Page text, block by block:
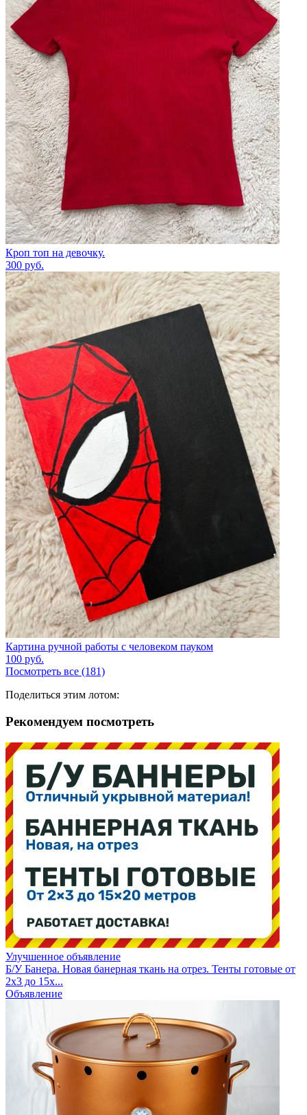
Кроп топ на девочку.
300 руб.
Картина ручной работы с человеком пауком
100 руб.
Посмотреть все (181)
Поделиться этим лотом:
Рекомендуем посмотреть
Улучшенное объявление
Б/У Банера. Новая банерная ткань на отрез. Тенты готовые от
2х3 до 15х...
Объявление